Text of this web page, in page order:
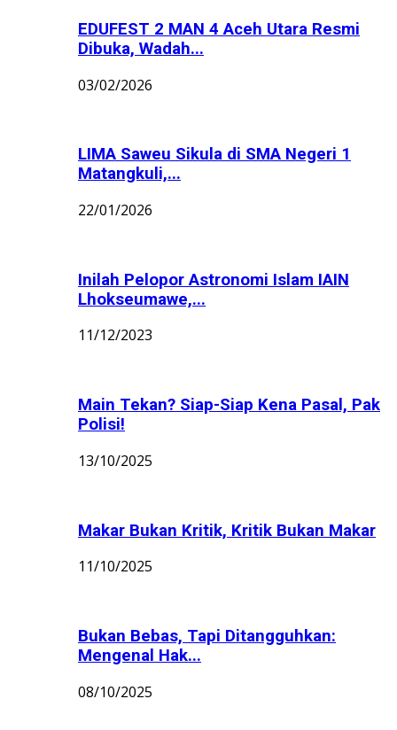
EDUFEST 2 MAN 4 Aceh Utara Resmi
Dibuka, Wadah...
03/02/2026
LIMA Saweu Sikula di SMA Negeri 1
Matangkuli,...
22/01/2026
Inilah Pelopor Astronomi Islam IAIN
Lhokseumawe,...
11/12/2023
Main Tekan? Siap-Siap Kena Pasal, Pak
Polisi!
13/10/2025
Makar Bukan Kritik, Kritik Bukan Makar
11/10/2025
Bukan Bebas, Tapi Ditangguhkan:
Mengenal Hak...
08/10/2025